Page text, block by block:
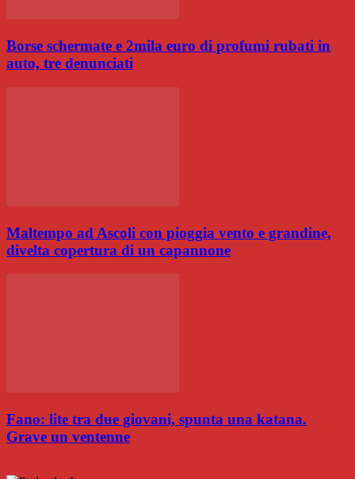
Borse schermate e 2mila euro di profumi rubati in
auto, tre denunciati
Maltempo ad Ascoli con pioggia vento e grandine,
divelta copertura di un capannone
Fano: lite tra due giovani, spunta una katana.
Grave un ventenne